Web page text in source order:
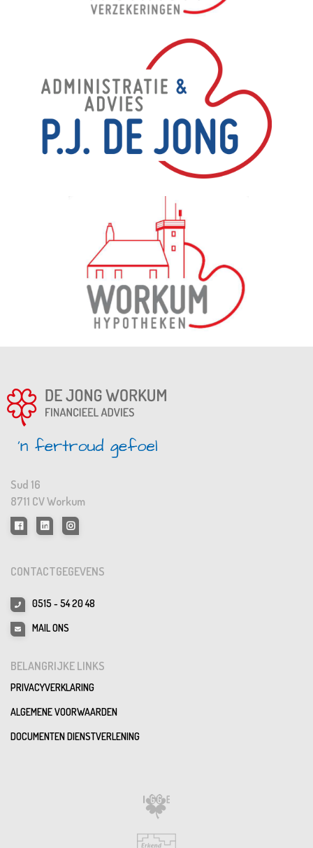
Sud 16
8711 CV Workum
CONTACTGEGEVENS
0515 - 54 20 48
MAIL ONS
BELANGRIJKE LINKS
PRIVACYVERKLARING
ALGEMENE VOORWAARDEN
DOCUMENTEN DIENSTVERLENING